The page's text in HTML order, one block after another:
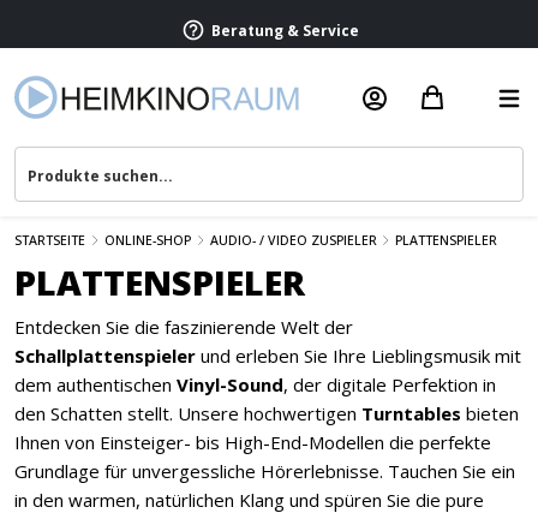
Beratung & Service
STARTSEITE ONLINE-SHOP AUDIO- / VIDEO ZUSPIELER PLATTENSPIELER
PLATTENSPIELER
Entdecken Sie die faszinierende Welt der
Schallplattenspieler und erleben Sie Ihre Lieblingsmusik mit
dem authentischen Vinyl-Sound, der digitale Perfektion in
den Schatten stellt. Unsere hochwertigen Turntables bieten
Ihnen von Einsteiger- bis High-End-Modellen die perfekte
Grundlage für unvergessliche Hörerlebnisse. Tauchen Sie ein
in den warmen, natürlichen Klang und spüren Sie die pure